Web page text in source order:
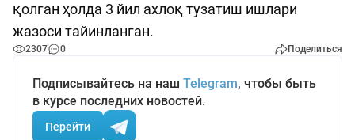
қолган ҳолда 3 йил ахлоқ тузатиш ишлари
жазоси тайинланган.
2307 0 Поделиться
Подписывайтесь на наш Telegram, чтобы быть
в курсе последних новостей.
Перейти